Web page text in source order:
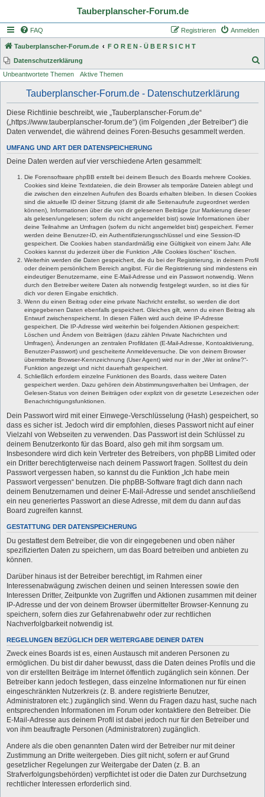
Tauberplanscher-Forum.de
FAQ Anmelden
Registrieren
Tauberplanscher-Forum.de
F O R E N - Ü B E R S I C H T
Datenschutzerklärung
Unbeantwortete Themen Aktive Themen
Tauberplanscher-Forum.de - Datenschutzerklärung
Diese Richtlinie beschreibt, wie „Tauberplanscher-Forum.de“
(„https://www.tauberplanscher-forum.de“) (im Folgenden „der Betreiber“) die
Daten verwendet, die während deines Foren-Besuchs gesammelt werden.
UMFANG UND ART DER DATENSPEICHERUNG
Deine Daten werden auf vier verschiedene Arten gesammelt:
Die Forensoftware phpBB erstellt bei deinem Besuch des Boards mehrere Cookies.
Cookies sind kleine Textdateien, die dein Browser als temporäre Dateien ablegt und
die zwischen den einzelnen Aufrufen des Boards erhalten bleiben. In diesen Cookies
sind die aktuelle ID deiner Sitzung (damit dir alle Seitenaufrufe zugeordnet werden
können), Informationen über die von dir gelesenen Beiträge (zur Markierung dieser
als gelesen/ungelesen; sofern du nicht angemeldet bist) sowie Informationen über
deine Teilnahme an Umfragen (sofern du nicht angemeldet bist) gespeichert. Ferner
werden deine Benutzer-ID, ein Authentifizierungsschlüssel und eine Session-ID
gespeichert. Die Cookies haben standardmäßig eine Gültigkeit von einem Jahr. Alle
Cookies kannst du jederzeit über die Funktion „Alle Cookies löschen“ löschen.
Weiterhin werden die Daten gespeichert, die du bei der Registrierung, in deinem Profil
oder deinem persönlichem Bereich angibst. Für die Registrierung sind mindestens ein
eindeutiger Benutzername, eine E-Mail-Adresse und ein Passwort notwendig. Wenn
durch den Betreiber weitere Daten als notwendig festgelegt wurden, so ist dies für
dich vor deren Eingabe ersichtlich.
Wenn du einen Beitrag oder eine private Nachricht erstellst, so werden die dort
eingegebenen Daten ebenfalls gespeichert. Gleiches gilt, wenn du einen Beitrag als
Entwurf zwischenspeicherst. In diesen Fällen wird auch deine IP-Adresse
gespeichert. Die IP-Adresse wird weiterhin bei folgenden Aktionen gespeichert:
Löschen und Ändern von Beiträgen (dazu zählen Private Nachrichten und
Umfragen), Änderungen an zentralen Profildaten (E-Mail-Adresse, Kontoaktivierung,
Benutzer-Passwort) und gescheiterte Anmeldeversuche. Die von deinem Browser
übermittelte Browser-Kennzeichnung (User Agent) wird nur in der „Wer ist online?“-
Funktion angezeigt und nicht dauerhaft gespeichert.
Schließlich erfordern einzelne Funktionen des Boards, dass weitere Daten
gespeichert werden. Dazu gehören dein Abstimmungsverhalten bei Umfragen, der
Gelesen-Status von deinen Beiträgen oder explizit von dir gesetzte Lesezeichen oder
Benachrichtigungsfunktionen.
Dein Passwort wird mit einer Einwege-Verschlüsselung (Hash) gespeichert, so
dass es sicher ist. Jedoch wird dir empfohlen, dieses Passwort nicht auf einer
Vielzahl von Webseiten zu verwenden. Das Passwort ist dein Schlüssel zu
deinem Benutzerkonto für das Board, also geh mit ihm sorgsam um.
Insbesondere wird dich kein Vertreter des Betreibers, von phpBB Limited oder
ein Dritter berechtigterweise nach deinem Passwort fragen. Solltest du dein
Passwort vergessen haben, so kannst du die Funktion „Ich habe mein
Passwort vergessen“ benutzen. Die phpBB-Software fragt dich dann nach
deinem Benutzernamen und deiner E-Mail-Adresse und sendet anschließend
ein neu generiertes Passwort an diese Adresse, mit dem du dann auf das
Board zugreifen kannst.
GESTATTUNG DER DATENSPEICHERUNG
Du gestattest dem Betreiber, die von dir eingegebenen und oben näher
spezifizierten Daten zu speichern, um das Board betreiben und anbieten zu
können.
Darüber hinaus ist der Betreiber berechtigt, im Rahmen einer
Interessenabwägung zwischen deinen und seinen Interessen sowie den
Interessen Dritter, Zeitpunkte von Zugriffen und Aktionen zusammen mit deiner
IP-Adresse und der von deinem Browser übermittelter Browser-Kennung zu
speichern, sofern dies zur Gefahrenabwehr oder zur rechtlichen
Nachverfolgbarkeit notwendig ist.
REGELUNGEN BEZÜGLICH DER WEITERGABE DEINER DATEN
Zweck eines Boards ist es, einen Austausch mit anderen Personen zu
ermöglichen. Du bist dir daher bewusst, dass die Daten deines Profils und die
von dir erstellten Beiträge im Internet öffentlich zugänglich sein können. Der
Betreiber kann jedoch festlegen, dass einzelne Informationen nur für einen
eingeschränkten Nutzerkreis (z. B. andere registrierte Benutzer,
Administratoren etc.) zugänglich sind. Wenn du Fragen dazu hast, suche nach
entsprechenden Informationen im Forum oder kontaktiere den Betreiber. Die
E-Mail-Adresse aus deinem Profil ist dabei jedoch nur für den Betreiber und
von ihm beauftragte Personen (Administratoren) zugänglich.
Andere als die oben genannten Daten wird der Betreiber nur mit deiner
Zustimmung an Dritte weitergeben. Dies gilt nicht, sofern er auf Grund
gesetzlicher Regelungen zur Weitergabe der Daten (z. B. an
Strafverfolgungsbehörden) verpflichtet ist oder die Daten zur Durchsetzung
rechtlicher Interessen erforderlich sind.